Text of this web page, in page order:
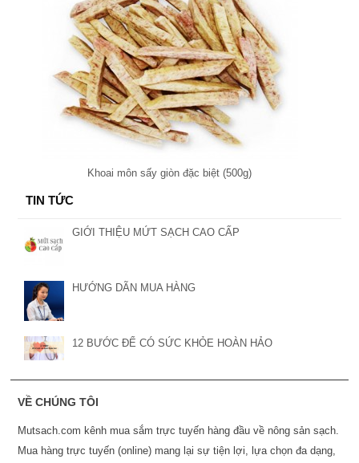
Khoai môn sấy giòn đặc biệt (500g)
TIN TỨC
GIỚI THIỆU MỨT SẠCH CAO CẤP
HƯỚNG DÃN MUA HÀNG
12 BƯỚC ĐỂ CÓ SỨC KHỎE HOÀN HẢO
VỀ CHÚNG TÔI
Mutsach.com kênh mua sắm trực tuyến hàng đầu về nông sản sạch.
Mua hàng trực tuyến (online) mang lại sự tiện lợi, lựa chọn đa dạng,